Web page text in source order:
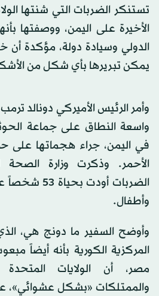
تستنكر الضربات التي شنتها
الأخيرة على اليمن، ووصفتها
الدولي وسيادة دولة، مؤكدة أن
يمكن تبريرها بأي شكل من
وأمر الرئيس الأميركي دونالد
واسعة النطاق على جماعة
في اليمن، جراء هجماتها على
الأحمر. وذكرت وزارة الصحة
الضربات
وأطفال.
وأوضح السفير ما دونج هي،
المركزية الكورية بأنه أيضاً
مصر، أن الولايات
والممتلكات «بشكل عشوائي»،